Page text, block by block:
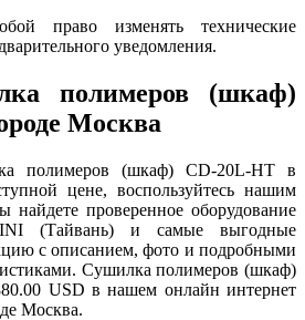
право изменять технические
уведомления.
полимеров (шкаф)
Москва
полимеров (шкаф) CD-20L-HT в
цене, воспользуйтесь нашим
найдете проверенное оборудование
(Тайвань) и самые выгодные
с описанием, фото и подробными
Сушилка полимеров (шкаф)
USD в нашем онлайн интернет
Москва.